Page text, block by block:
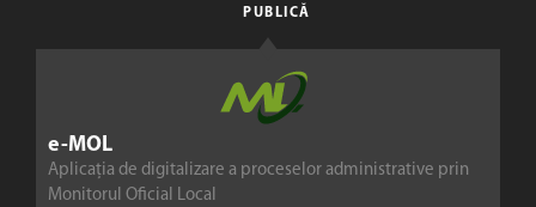
e-MOL
Aplicația de digitalizare a proceselor administrative prin
Monitorul Oficial Local
PUBLICĂ